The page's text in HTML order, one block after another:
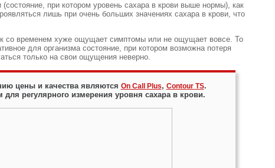
при котором уровень сахара в крови выше нормы), как
лишь при очень больших значениях сахара в крови, что
со временем хуже ощущает симптомы или не ощущает вовсе. То
для организма состояние, при котором возможна потеря
только на свои ощущения неверно.
цены и качества являются On Call Plus, Contour TS.
регулярного измерения уровня сахара в крови.